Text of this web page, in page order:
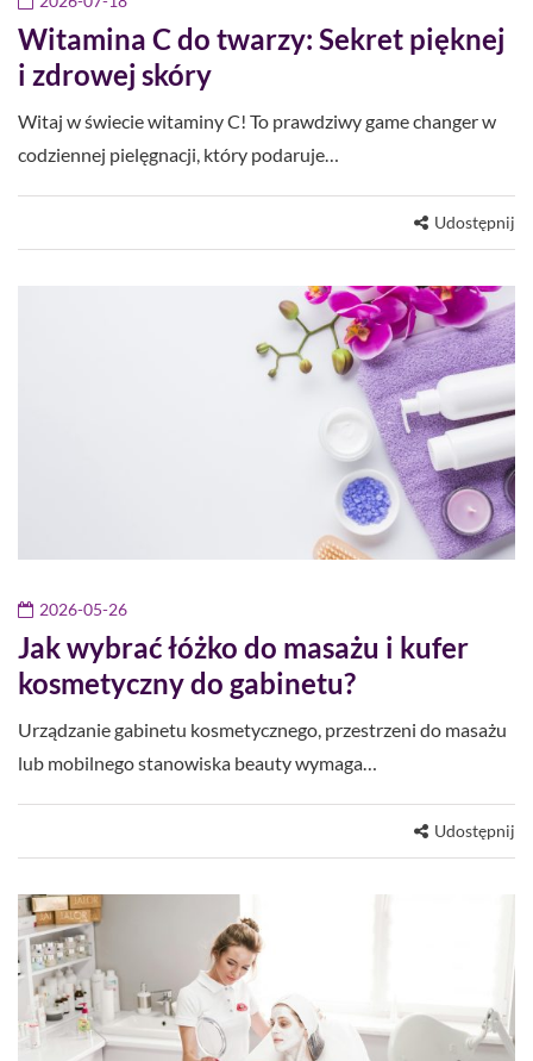
Witamina C do twarzy: Sekret pięknej
i zdrowej skóry
Witaj w świecie witaminy C! To prawdziwy game changer w
codziennej pielęgnacji, który podaruje…
Udostępnij
2026-05-26
Jak wybrać łóżko do masażu i kufer
kosmetyczny do gabinetu?
Urządzanie gabinetu kosmetycznego, przestrzeni do masażu
lub mobilnego stanowiska beauty wymaga…
Udostępnij